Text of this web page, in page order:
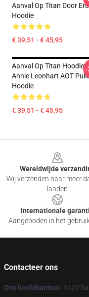
Aanval Op Titan Door Eren
Hoodie
€ 39,51 - € 45,95
Aanval Op Titan Hoodies
Annie Leonhart AOT
Hoodie
€ 39,51 - € 45,95
-
Wereldwijde
Wij verzenden naar meer
landen
Internationale
Aangeboden in het
Contacteer ons
Ons hoofdkantoor: 1429